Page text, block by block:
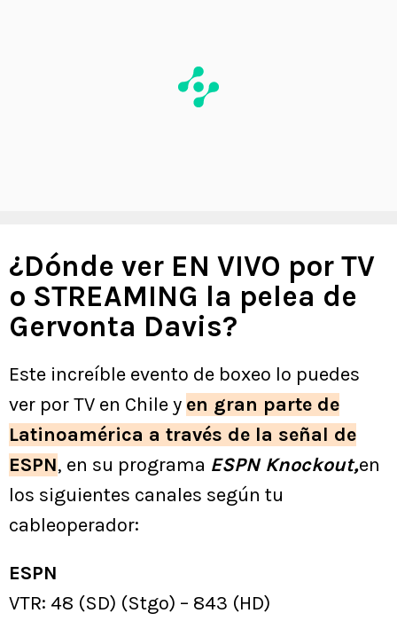
¿Dónde ver EN VIVO por TV
o STREAMING la pelea de
Gervonta Davis?
Este increíble evento de boxeo lo puedes
ver por TV en Chile y en gran parte de
Latinoamérica a través de la señal de
ESPN, en su programa ESPN Knockout,en
los siguientes canales según tu
cableoperador:
ESPN
VTR: 48 (SD) (Stgo) – 843 (HD)